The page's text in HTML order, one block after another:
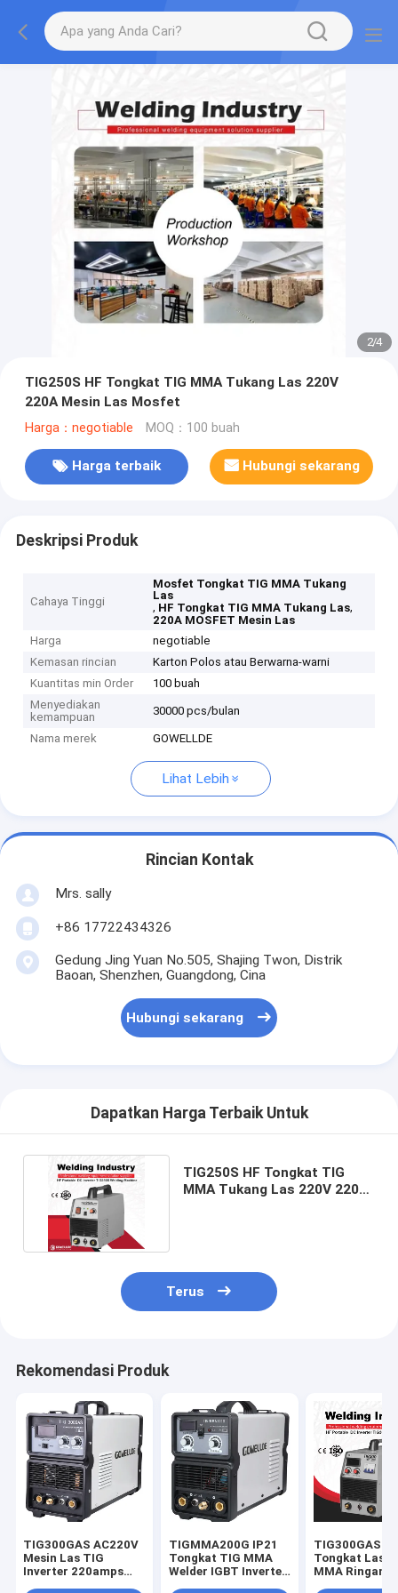
2/4
TIG250S HF Tongkat TIG MMA Tukang Las 220V
220A Mesin Las Mosfet
Harga：negotiable MOQ：100 buah
Harga terbaik Hubungi sekarang
Deskripsi Produk
Cahaya Tinggi
Mosfet Tongkat TIG MMA Tukang
Las
, HF Tongkat TIG MMA Tukang Las,
220A MOSFET Mesin Las
Harga
negotiable
Kemasan rincian
Karton Polos atau Berwarna-warni
Kuantitas min Order
100 buah
Menyediakan
kemampuan
30000 pcs/bulan
Nama merek GOWELLDE
Lihat Lebih
Rincian Kontak
Mrs. sally
+86 17722434326
Gedung Jing Yuan No.505, Shajing Twon, Distrik
Baoan, Shenzhen, Guangdong, Cina
Hubungi sekarang
Dapatkan Harga Terbaik Untuk
TIG250S HF Tongkat TIG
MMA Tukang Las 220V 220A
Terus
Rekomendasi Produk
TIG300GAS AC220V
Mesin Las TIG
Inverter 220amps
TIGMMA200G IP21
Tongkat TIG MMA
Welder IGBT Inverter
TIG300GAS
Tongkat Las
MMA Ringan